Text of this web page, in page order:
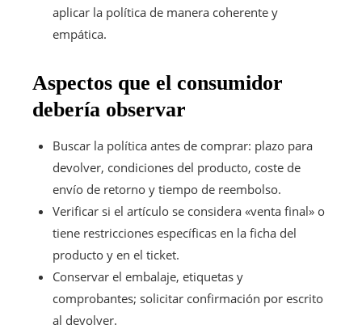
aplicar la política de manera coherente y
empática.
Aspectos que el consumidor
debería observar
Buscar la política antes de comprar: plazo para
devolver, condiciones del producto, coste de
envío de retorno y tiempo de reembolso.
Verificar si el artículo se considera «venta final» o
tiene restricciones específicas en la ficha del
producto y en el ticket.
Conservar el embalaje, etiquetas y
comprobantes; solicitar confirmación por escrito
al devolver.